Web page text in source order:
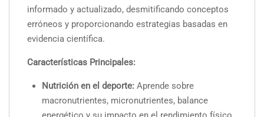
informado y actualizado, desmitificando conceptos
erróneos y proporcionando estrategias basadas en
evidencia científica.
Características Principales:
Nutrición en el deporte: Aprende sobre
macronutrientes, micronutrientes, balance